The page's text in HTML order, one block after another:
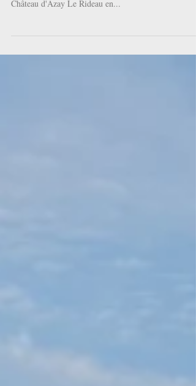
Château d'Azay Le Rideau en...